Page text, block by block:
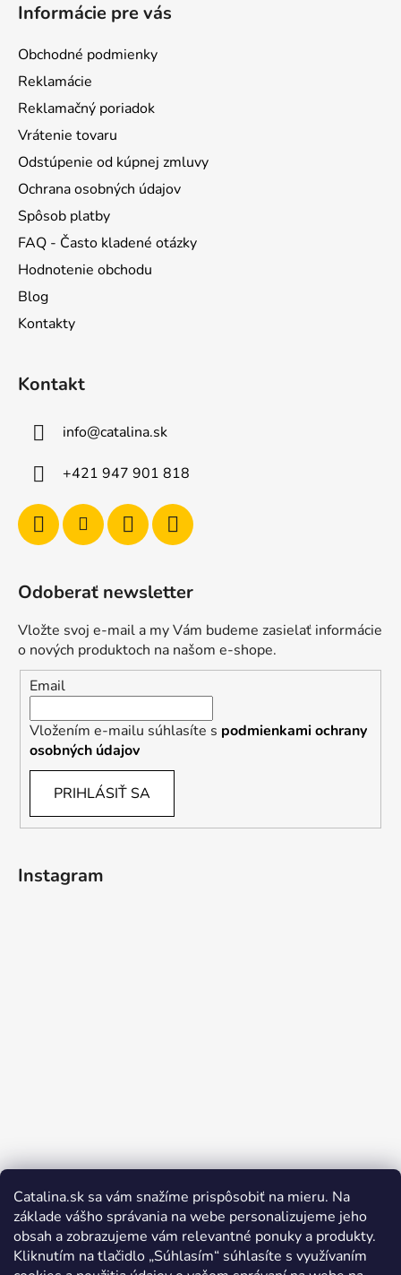
Catalina.sk sa vám snažíme prispôsobiť na mieru. Na
základe vášho správania na webe personalizujeme jeho
obsah a zobrazujeme vám relevantné ponuky a produkty.
Kliknutím na tlačidlo „Súhlasím“ súhlasíte s využívaním
Informácie pre vás
Obchodné podmienky
Reklamácie
Reklamačný poriadok
Vrátenie tovaru
Odstúpenie od kúpnej zmluvy
Ochrana osobných údajov
Spôsob platby
FAQ - Často kladené otázky
Hodnotenie obchodu
Blog
Kontakty
Kontakt
info@catalina.sk
+421 947 901 818
Odoberať newsletter
Vložte svoj e-mail a my Vám budeme zasielať informácie
o nových produktoch na našom e-shope.
Email
Vložením e-mailu súhlasíte s podmienkami ochrany
osobných údajov
PRIHLÁSIŤ SA
Instagram
Sledovať na Instagrame